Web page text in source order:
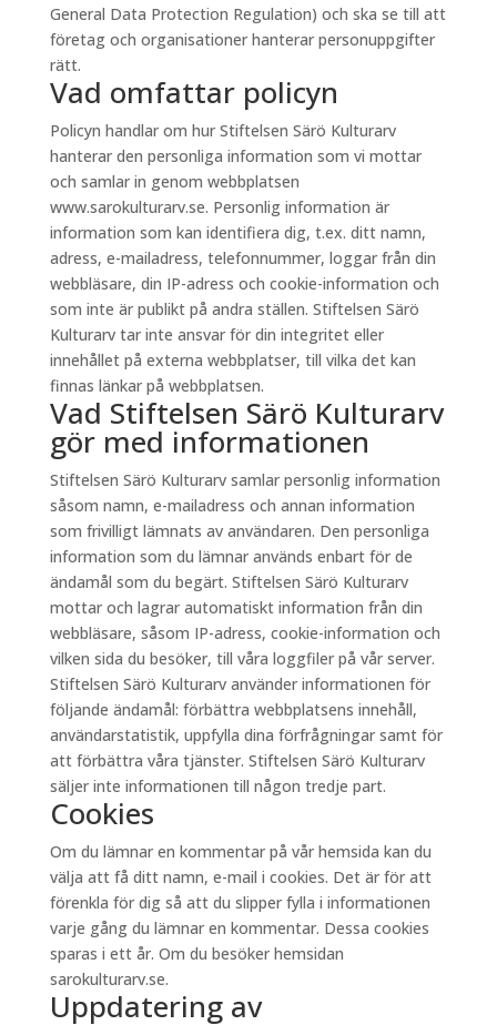
General Data Protection Regulation) och ska se till att
företag och organisationer hanterar personuppgifter
rätt.
Vad omfattar policyn
Policyn handlar om hur Stiftelsen Särö Kulturarv
hanterar den personliga information som vi mottar
och samlar in genom webbplatsen
www.sarokulturarv.se. Personlig information är
information som kan identifiera dig, t.ex. ditt namn,
adress, e-mailadress, telefonnummer, loggar från din
webbläsare, din IP-adress och cookie-information och
som inte är publikt på andra ställen. Stiftelsen Särö
Kulturarv tar inte ansvar för din integritet eller
innehållet på externa webbplatser, till vilka det kan
finnas länkar på webbplatsen.
Vad Stiftelsen Särö Kulturarv
gör med informationen
Stiftelsen Särö Kulturarv samlar personlig information
såsom namn, e-mailadress och annan information
som frivilligt lämnats av användaren. Den personliga
information som du lämnar används enbart för de
ändamål som du begärt. Stiftelsen Särö Kulturarv
mottar och lagrar automatiskt information från din
webbläsare, såsom IP-adress, cookie-information och
vilken sida du besöker, till våra loggfiler på vår server.
Stiftelsen Särö Kulturarv använder informationen för
följande ändamål: förbättra webbplatsens innehåll,
användarstatistik, uppfylla dina förfrågningar samt för
att förbättra våra tjänster. Stiftelsen Särö Kulturarv
säljer inte informationen till någon tredje part.
Cookies
Om du lämnar en kommentar på vår hemsida kan du
välja att få ditt namn, e-mail i cookies. Det är för att
förenkla för dig så att du slipper fylla i informationen
varje gång du lämnar en kommentar. Dessa cookies
sparas i ett år. Om du besöker hemsidan
sarokulturarv.se.
Uppdatering av